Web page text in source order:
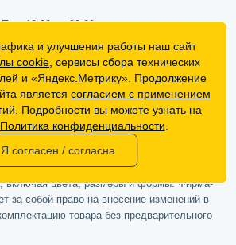
с 10:00 до 20:00
13с1
офис 1
магазин NiceBike © 2012 - 2026
носит ознакомительный характер, не
(определяемой положениями Статьи 437
и не может в полной мере передавать
о свойствах, комплектации и
включая цвета, размеры и формы. Фирма-
за собой право на внесение изменений в
товара без предварительного
и улучшения работы наш сайт
cookie , сервисы сбора технических
и «Яндекс.Метрику». Продолжение
является согласием с применением
Подробности вы можете узнать на
Политика конфиденциальности
Я согласен / согласна